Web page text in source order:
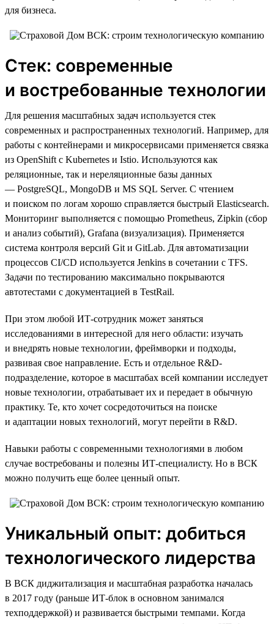
для бизнеса.
Стек: современные
и востребованные технологии
Для решения масштабных задач используется стек
современных и распространенных технологий. Например, для
работы с контейнерами и микросервисами применяется связка
из OpenShift с Kubernetes и Istio. Используются как
реляционные, так и нереляционные базы данных
— PostgreSQL, MongoDB и MS SQL Server. С чтением
и поиском по логам хорошо справляется быстрый Elasticsearch.
Мониторинг выполняется с помощью Prometheus, Zipkin (сбор
и анализ событий), Grafana (визуализация). Применяется
система контроля версий Git и GitLab. Для автоматизации
процессов CI/CD используется Jenkins в сочетании с TFS.
Задачи по тестированию максимально покрываются
автотестами с документацией в TestRail.
При этом любой ИТ-сотрудник может заняться
исследованиями в интересной для него области: изучать
и внедрять новые технологии, фреймворки и подходы,
развивая свое направление. Есть и отдельное R&D-
подразделение, которое в масштабах всей компании исследует
новые технологии, отрабатывает их и передает в обычную
практику. Те, кто хочет сосредоточиться на поиске
и адаптации новых технологий, могут перейти в R&D.
Навыки работы с современными технологиями в любом
случае востребованы и полезны ИТ-специалисту. Но в ВСК
можно получить еще более ценный опыт.
Уникальный опыт: добиться
технологического лидерства
В ВСК диджитализация и масштабная разработка началась
в 2017 году (раньше ИТ-блок в основном занимался
техподдержкой) и развивается быстрыми темпами. Когда